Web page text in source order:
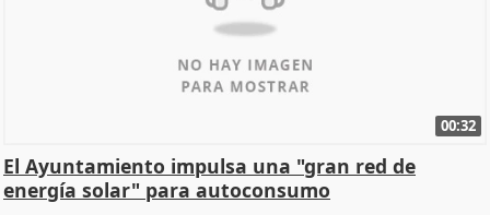
00:32
El Ayuntamiento impulsa una "gran red de
energía solar" para autoconsumo